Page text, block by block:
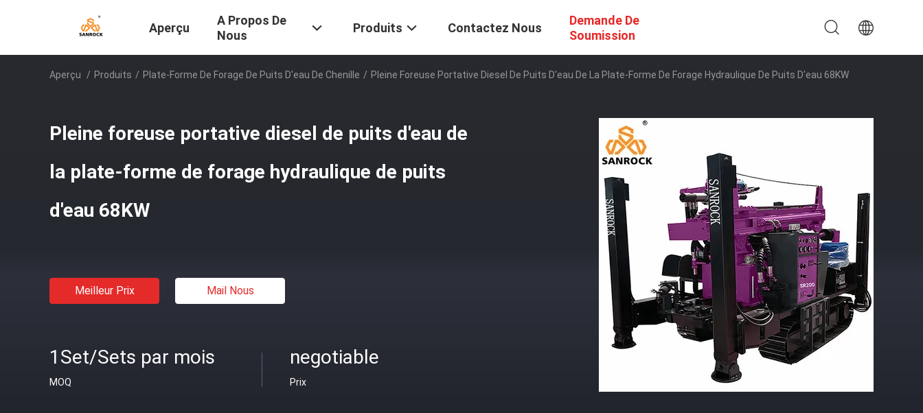
Aperçu
A Propos De
Nous
Produits Contactez Nous
Demande De
Soumission
Aperçu / Produits / Plate-Forme De Forage De Puits D'eau De Chenille / Pleine Foreuse Portative Diesel De Puits D'eau De La Plate-Forme De Forage Hydraulique De Puits D'eau 68KW
Pleine foreuse portative diesel de puits d'eau de
la plate-forme de forage hydraulique de puits
d'eau 68KW
Meilleur Prix Mail Nous
1Set/Sets par mois
MOQ
negotiable
Prix